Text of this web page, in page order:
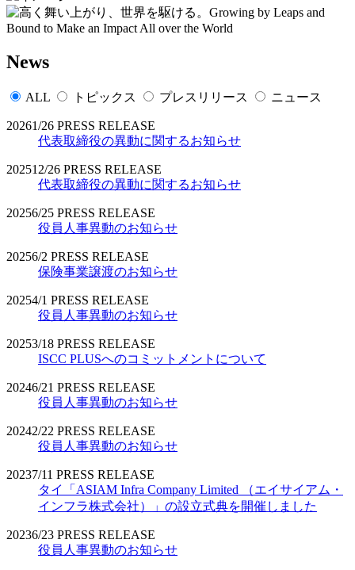
News
ALL トピックス プレスリリース ニュース
20261/26 PRESS RELEASE
代表取締役の異動に関するお知らせ
202512/26 PRESS RELEASE
代表取締役の異動に関するお知らせ
20256/25 PRESS RELEASE
役員人事異動のお知らせ
20256/2 PRESS RELEASE
保険事業譲渡のお知らせ
20254/1 PRESS RELEASE
役員人事異動のお知らせ
20253/18 PRESS RELEASE
ISCC PLUSへのコミットメントについて
20246/21 PRESS RELEASE
役員人事異動のお知らせ
20242/22 PRESS RELEASE
役員人事異動のお知らせ
20237/11 PRESS RELEASE
タイ「ASIAM Infra Company Limited （エイサイアム・
インフラ株式会社）」の設立式典を開催しました
20236/23 PRESS RELEASE
役員人事異動のお知らせ